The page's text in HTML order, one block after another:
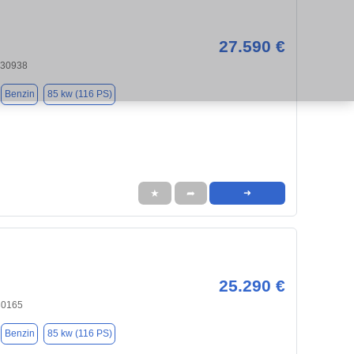
27.590 €
Benzin 85 kw (116 PS)
★ ➦ ➜
25.290 €
Benzin 85 kw (116 PS)